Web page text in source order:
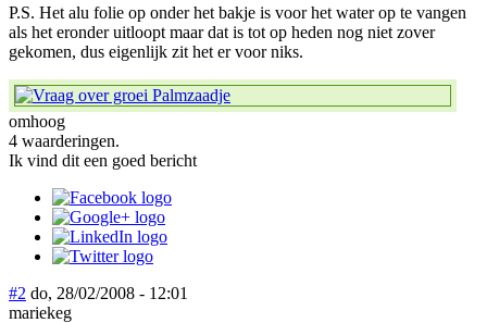
P.S. Het alu folie op onder het bakje is voor het water op te vangen
als het eronder uitloopt maar dat is tot op heden nog niet zover
gekomen, dus eigenlijk zit het er voor niks.
omhoog
4 waarderingen.
Ik vind dit een goed bericht
#2 do, 28/02/2008 - 12:01
mariekeg